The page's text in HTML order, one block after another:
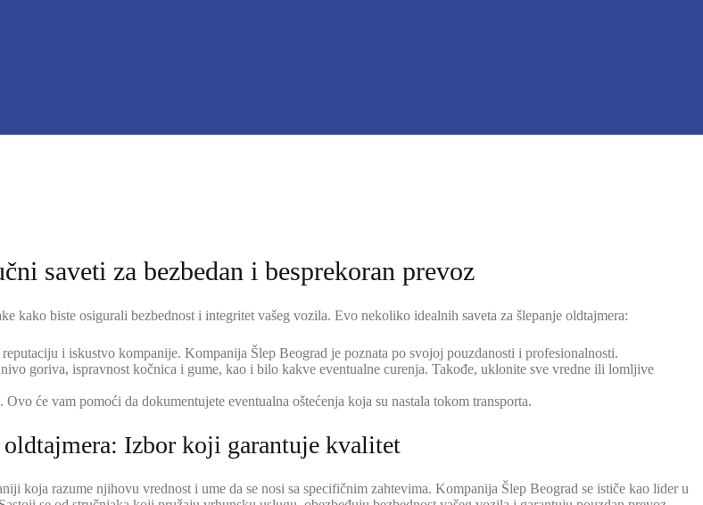
saveti za bezbedan i besprekoran prevoz
kako biste osigurali bezbednost i integritet vašeg vozila. Evo nekoliko idealnih saveta za šlepanje oldtajmera:
i iskustvo kompanije. Kompanija Šlep Beograd je poznata po svojoj pouzdanosti i profesionalnosti.
goriva, ispravnost kočnica i gume, kao i bilo kakve eventualne curenja. Takođe, uklonite sve vredne ili lomljive
će vam pomoći da dokumentujete eventualna oštećenja koja su nastala tokom transporta.
Izbor koji garantuje kvalitet
koja razume njihovu vrednost i ume da se nosi sa specifičnim zahtevima. Kompanija Šlep Beograd se ističe kao lider u